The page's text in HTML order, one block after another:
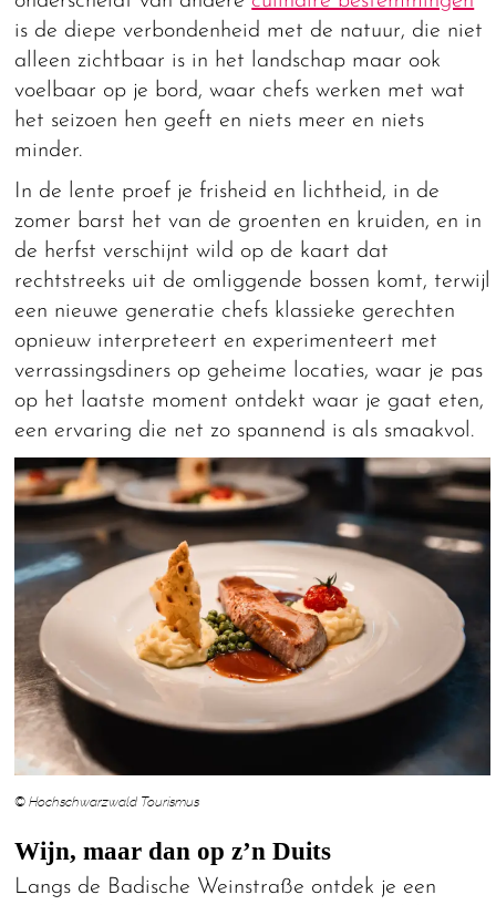
is de diepe verbondenheid met de natuur, die niet
alleen zichtbaar is in het landschap maar ook
voelbaar op je bord, waar chefs werken met wat
het seizoen hen geeft en niets meer en niets
minder.
In de lente proef je frisheid en lichtheid, in de
zomer barst het van de groenten en kruiden, en in
de herfst verschijnt wild op de kaart dat
rechtstreeks uit de omliggende bossen komt, terwijl
een nieuwe generatie chefs klassieke gerechten
opnieuw interpreteert en experimenteert met
verrassingsdiners op geheime locaties, waar je pas
op het laatste moment ontdekt waar je gaat eten,
een ervaring die net zo spannend is als smaakvol.
© Hochschwarzwald Tourismus
Wijn, maar dan op z’n Duits
Langs de Badische Weinstraße ontdek je een